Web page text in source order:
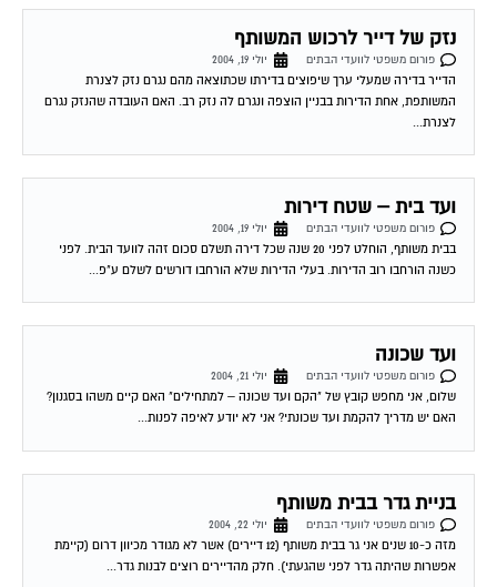
נזק של דייר לרכוש המשותף
פורום משפטי לוועדי הבתים
יולי 19, 2004
הדייר בדירה שמעלי ערך שיפוצים בדירתו שכתוצאה מהם נגרם נזק לצנרת
המשותפת, אחת הדירות בבניין הוצפה ונגרם לה נזק רב. האם העובדה שהנזק נגרם
לצנרת...
ועד בית – שטח דירות
פורום משפטי לוועדי הבתים
בבית משותף, הוחלט לפני 20 שנה שכל דירה תשלם סכום זהה לוועד הבית. לפני
כשנה הורחבו רוב הדירות. בעלי הדירות שלא הורחבו דורשים לשלם ע"פ...
ועד שכונה
פורום משפטי לוועדי הבתים
שלום, אני מחפש קובץ של "הקם ועד שכונה – למתחילים" האם קיים משהו בסגנון?
האם יש מדריך להקמת ועד שכונתי? אני לא יודע לאיפה לפנות...
בניית גדר בבית משותף
פורום משפטי לוועדי הבתים
מזה כ-10 שנים אני גר בבית משותף (12 דיירים) אשר לא מגודר מכיוון דרום (קיימת
אפשרות שהיתה גדר לפני שהגעתי). חלק מהדיירים רוצים לבנות גדר...